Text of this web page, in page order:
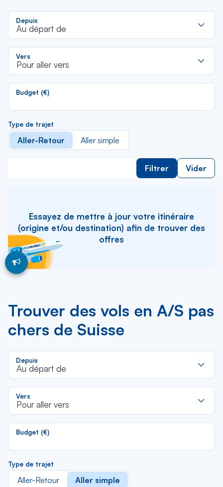
Depuis
Au départ de
Vers
Pour aller vers
Budget (€)
Type de trajet
Aller-Retour Aller simple
Filtrer Vider
Essayez de mettre à jour votre itinéraire
(origine et/ou destination) afin de trouver des
offres
Trouver des vols en A/S pas
chers de Suisse
Depuis
Au départ de
Vers
Pour aller vers
Budget (€)
Type de trajet
Aller-Retour Aller simple